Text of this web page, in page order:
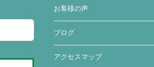
お客様の声
ブログ
アクセスマップ